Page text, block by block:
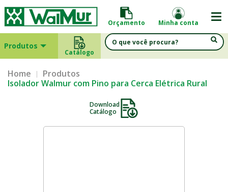
Orçamento Minha conta
Produtos
Catálogo
Home
Produtos
Isolador Walmur com Pino para Cerca Elétrica Rural
Download
Catálogo